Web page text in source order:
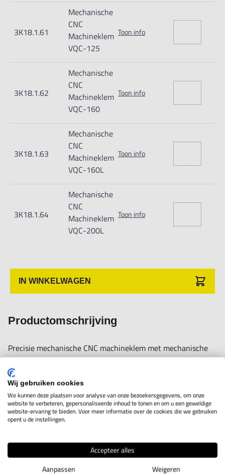
3K18.1.61
Mechanische
CNC
Machineklem
VQC-125
Toon info
3K18.1.62
Mechanische
CNC
Machineklem
VQC-160
Toon info
3K18.1.63
Mechanische
CNC
Machineklem
VQC-160L
Toon info
3K18.1.64
Mechanische
CNC
Machineklem
VQC-200L
Toon info
IN WINKELWAGEN
Productomschrijving
Precisie mechanische CNC machineklem met mechanische
geharde en geslepen
geleidingen. Zeer geschikt voor serie- en enkel werkstuk
bewerking op CNC frees- en berwerkingscentra. Het
lift-mechanisme. De klem is geschikt voor horizontaal en
verticaal gebruik.
Wij gebruiken cookies
We kunnen deze plaatsen voor analyse van onze bezoekersgegevens, om onze
website te verbeteren, gepersonaliseerde inhoud te tonen en om u een geweldige
website-ervaring te bieden. Voor meer informatie over de cookies die we gebruiken
opent u de instellingen.
Accepteer alles
Aanpassen
Weigeren